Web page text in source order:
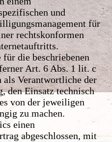
und
für
rechtskonformen
die beschriebenen
Art. 6 Abs. 1 lit. c
Verantwortliche der
den Einsatz technisch
von der jeweiligen
zu machen.
einen
abgeschlossen, mit